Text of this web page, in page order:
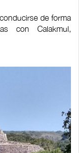
de forma
con Calakmul,